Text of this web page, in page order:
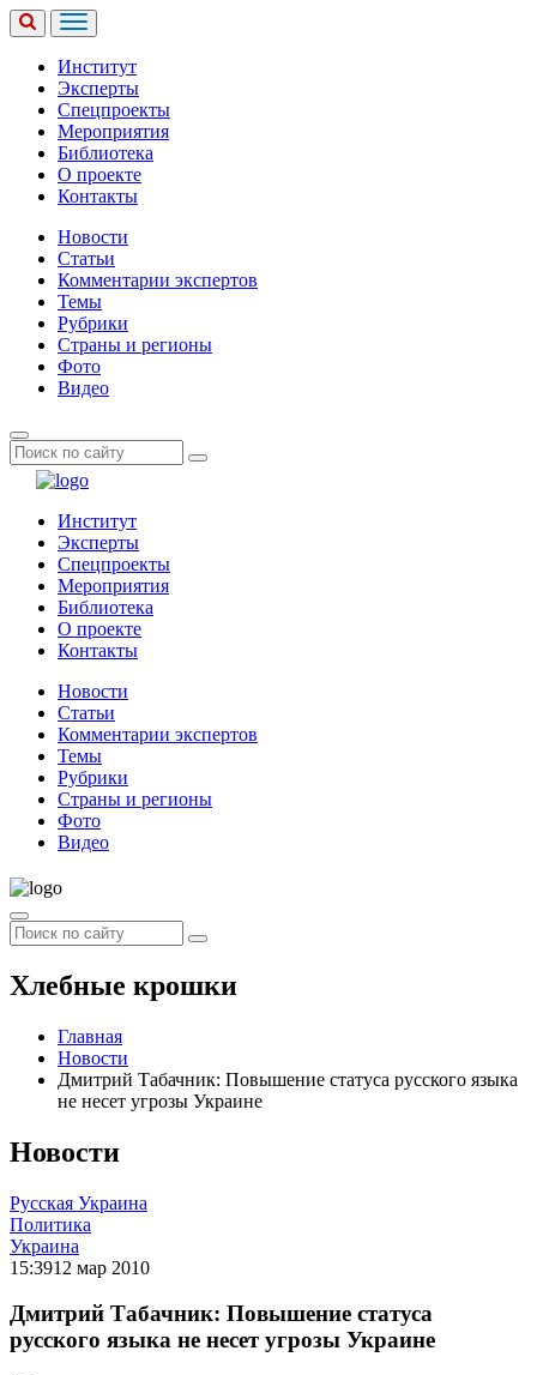
Институт
Эксперты
Спецпроекты
Мероприятия
Библиотека
О проекте
Контакты
Новости
Статьи
Комментарии экспертов
Темы
Рубрики
Страны и регионы
Фото
Видео
Институт
Эксперты
Спецпроекты
Мероприятия
Библиотека
О проекте
Контакты
Новости
Статьи
Комментарии экспертов
Темы
Рубрики
Страны и регионы
Фото
Видео
Хлебные крошки
Главная
Новости
Дмитрий Табачник: Повышение статуса русского языка
не несет угрозы Украине
Новости
Русская Украина
Политика
Украина
15:3912 мар 2010
Дмитрий Табачник: Повышение статуса
русского языка не несет угрозы Украине